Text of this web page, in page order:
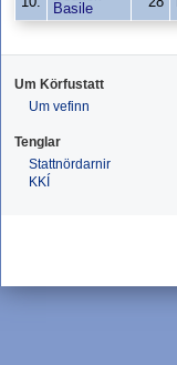
Basile
Um Körfustatt
Um vefinn
Tenglar
Stattnördarnir
KKÍ